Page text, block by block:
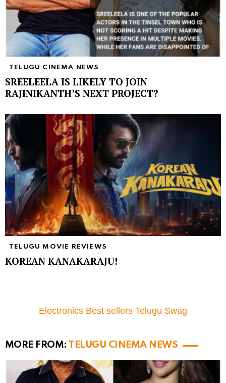
TELUGU CINEMA NEWS
SREELEELA IS LIKELY TO JOIN
RAJINIKANTH’S NEXT PROJECT?
TELUGU MOVIE REVIEWS
KOREAN KANAKARAJU!
Electronics Best sellers Telugu Swag
MORE FROM: TELUGU CINEMA NEWS